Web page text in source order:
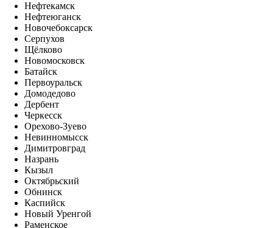
Нефтекамск
Нефтеюганск
Новочебоксарск
Серпухов
Щёлково
Новомосковск
Батайск
Первоуральск
Домодедово
Дербент
Черкесск
Орехово-Зуево
Невинномысск
Димитровград
Назрань
Кызыл
Октябрьский
Обнинск
Каспийск
Новый Уренгой
Раменское